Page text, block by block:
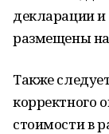
декларации и
размещены
Также
корректного
стоимости в